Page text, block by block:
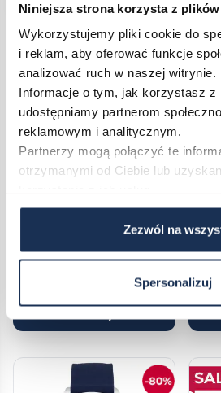
Niniejsza strona korzysta z
Wykorzystujemy pliki cookie do
i reklam, aby oferować funkcje
analizować ruch w naszej witrynie.
Informacje o tym, jak korzystasz z
udostępniamy partnerom
reklamowym i analitycznym.
Partnerzy mogą połączyć te
otrzymanymi od Ciebie lub
Zezwól na
Spersonalizuj
GR
80,00